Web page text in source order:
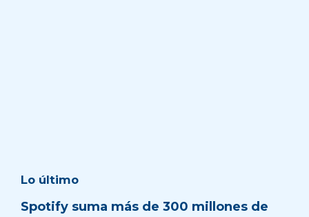
Lo último
Spotify suma más de 300 millones de